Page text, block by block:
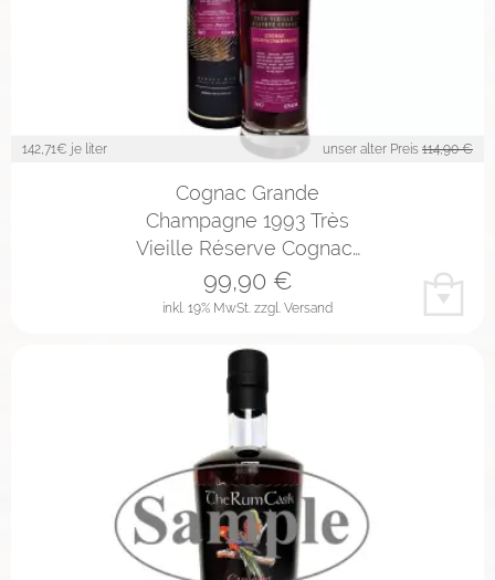
142,71€ je liter unser alter Preis 114,90 €
Cognac Grande
Champagne 1993 Très
Vieille Réserve Cognac…
inkl. 19% MwSt. zzgl. Versand
99,90€